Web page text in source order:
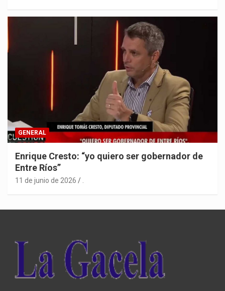
GENERAL
Enrique Cresto: “yo quiero ser gobernador de
Entre Ríos”
11 de junio de 2026